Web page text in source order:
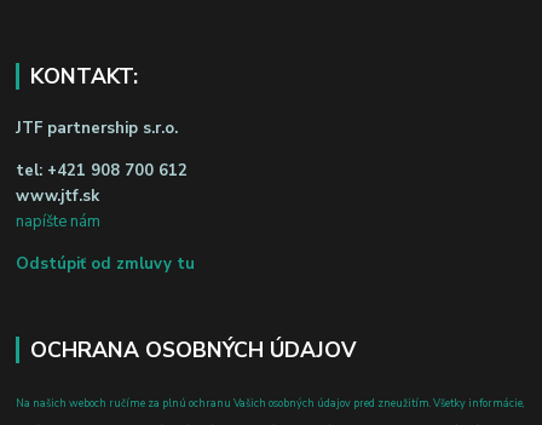
KONTAKT:
JTF partnership s.r.o.
tel: +421 908 700 612
www.jtf.sk
napíšte nám
Odstúpiť od zmluvy tu
OCHRANA OSOBNÝCH ÚDAJOV
Na našich weboch ručíme za plnú ochranu Vašich osobných údajov pred zneužitím. Všetky informácie,